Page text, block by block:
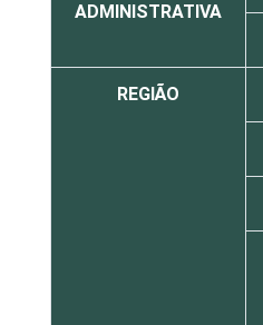
ADMINISTRATIVA
REGIÃO